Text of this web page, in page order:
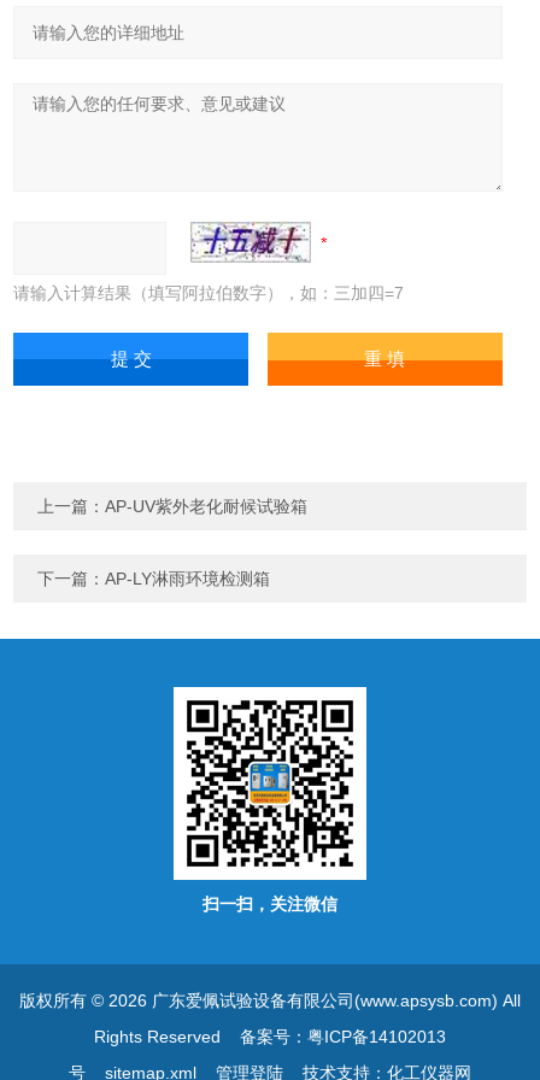
请输入计算结果（填写阿拉伯数字），如：三加四=7
上一篇：AP-UV紫外老化耐候试验箱
下一篇：AP-LY淋雨环境检测箱
扫一扫，关注微信
版权所有 © 2026 广东爱佩试验设备有限公司(www.apsysb.com) All
Rights Reserved 备案号：粤ICP备14102013
号
sitemap.xml 管理登陆技术支持： 化工仪器网